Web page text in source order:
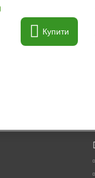
Купити